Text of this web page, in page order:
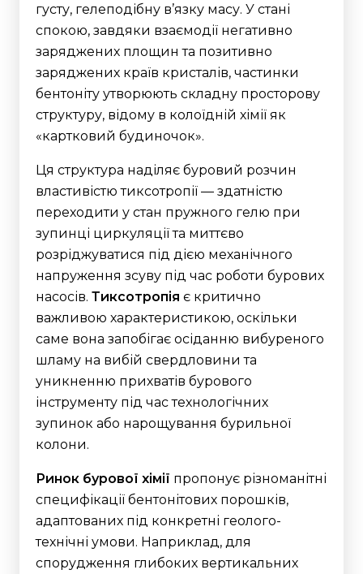
густу, гелеподібну в’язку масу. У стані
спокою, завдяки взаємодії негативно
заряджених площин та позитивно
заряджених країв кристалів, частинки
бентоніту утворюють складну просторову
структуру, відому в колоїдній хімії як
«картковий будиночок».
Ця структура наділяє буровий розчин
властивістю тиксотропії — здатністю
переходити у стан пружного гелю при
зупинці циркуляції та миттєво
розріджуватися під дією механічного
напруження зсуву під час роботи бурових
насосів. Тиксотропія є критично
важливою характеристикою, оскільки
саме вона запобігає осіданню вибуреного
шламу на вибій свердловини та
уникненню прихватів бурового
інструменту під час технологічних
зупинок або нарощування бурильної
колони.
Ринок бурової хімії пропонує різноманітні
специфікації бентонітових порошків,
адаптованих під конкретні геолого-
технічні умови. Наприклад, для
спорудження глибоких вертикальних